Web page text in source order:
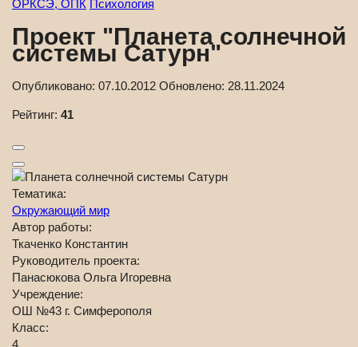
ОРКСЭ, ОПК Психология
Проект "Планета солнечной
системы Сатурн"
Опубликовано: 07.10.2012 Обновлено: 28.11.2024
Рейтинг: 41
Тематика:
Окружающий мир
Автор работы:
Ткаченко Константин
Руководитель проекта:
Панасюкова Ольга Игоревна
Учреждение:
ОШ №43 г. Симферополя
Класс: